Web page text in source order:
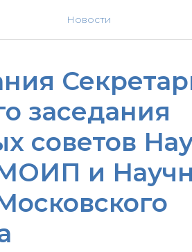
Новости
заседания
советов
и